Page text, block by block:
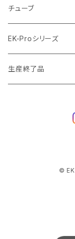
ラジエーターサイズ
ブラック Black
ブラックニッケル
ゴールド Gold
クーラント
マウスパッド
ツール
チューブ
材質
ハード（PETG）
サイズ（OD:外径 / ID:
EK-Proシリーズ
生産終了品
© EK